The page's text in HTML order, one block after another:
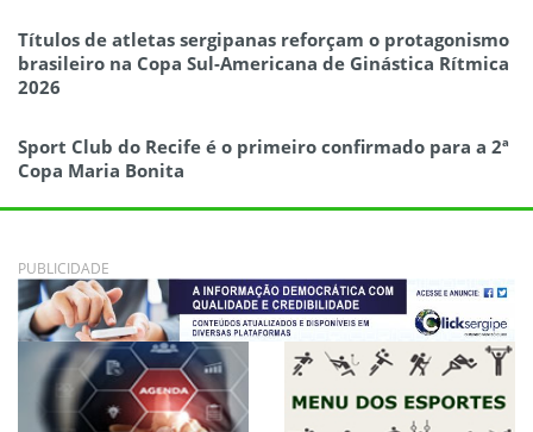
Títulos de atletas sergipanas reforçam o protagonismo
brasileiro na Copa Sul-Americana de Ginástica Rítmica
2026
Sport Club do Recife é o primeiro confirmado para a 2ª
Copa Maria Bonita
PUBLICIDADE